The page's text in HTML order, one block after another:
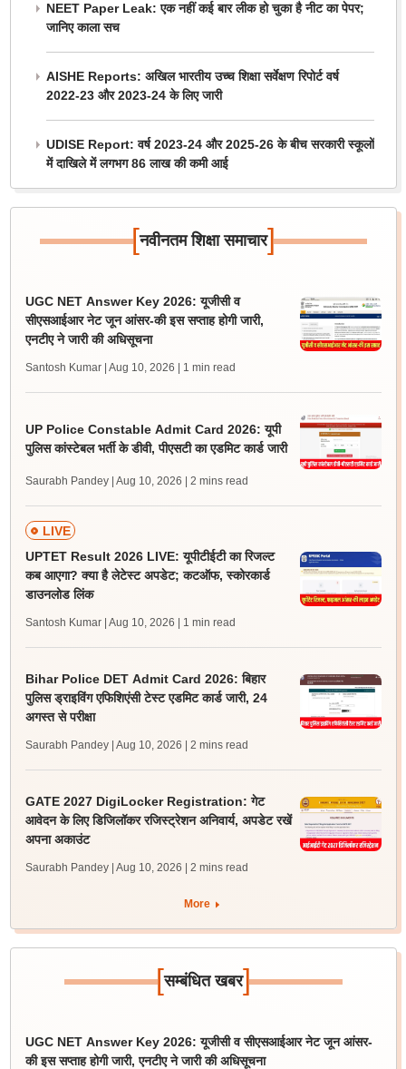
NEET Paper Leak: एक नहीं कई बार लीक हो चुका है नीट का पेपर;
जानिए काला सच
AISHE Reports: अखिल भारतीय उच्च शिक्षा सर्वेक्षण रिपोर्ट वर्ष
2022-23 और 2023-24 के लिए जारी
UDISE Report: वर्ष 2023-24 और 2025-26 के बीच सरकारी स्कूलों
में दाखिले में लगभग 86 लाख की कमी आई
[नवीनतम शिक्षा समाचार]
UGC NET Answer Key 2026: यूजीसी व
सीएसआईआर नेट जून आंसर-की इस सप्ताह होगी जारी,
एनटीए ने जारी की अधिसूचना
Santosh Kumar | Aug 10, 2026 | 1 min read
UP Police Constable Admit Card 2026: यूपी
पुलिस कांस्टेबल भर्ती के डीवी, पीएसटी का एडमिट कार्ड जारी
Saurabh Pandey | Aug 10, 2026 | 2 mins read
LIVE
UPTET Result 2026 LIVE: यूपीटीईटी का रिजल्ट
कब आएगा? क्या है लेटेस्ट अपडेट; कटऑफ, स्कोरकार्ड
डाउनलोड लिंक
Santosh Kumar | Aug 10, 2026 | 1 min read
Bihar Police DET Admit Card 2026: बिहार
पुलिस ड्राइविंग एफिशिएंसी टेस्ट एडमिट कार्ड जारी, 24
अगस्त से परीक्षा
Saurabh Pandey | Aug 10, 2026 | 2 mins read
GATE 2027 DigiLocker Registration: गेट
आवेदन के लिए डिजिलॉकर रजिस्ट्रेशन अनिवार्य, अपडेट रखें
अपना अकाउंट
Saurabh Pandey | Aug 10, 2026 | 2 mins read
More
[सम्बंधित खबर]
UGC NET Answer Key 2026: यूजीसी व सीएसआईआर नेट जून आंसर-
की इस सप्ताह होगी जारी, एनटीए ने जारी की अधिसूचना